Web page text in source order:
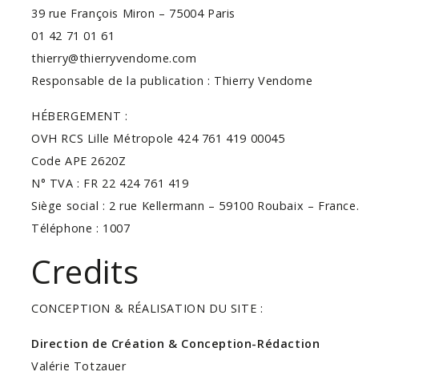
39 rue François Miron – 75004 Paris
01 42 71 01 61
thierry@thierryvendome.com
Responsable de la publication : Thierry Vendome
HÉBERGEMENT :
OVH RCS Lille Métropole 424 761 419 00045
Code APE 2620Z
N° TVA : FR 22 424 761 419
Siège social : 2 rue Kellermann – 59100 Roubaix – France.
Téléphone : 1007
Credits
CONCEPTION & RÉALISATION DU SITE :
Direction de Création & Conception-Rédaction
Valérie Totzauer